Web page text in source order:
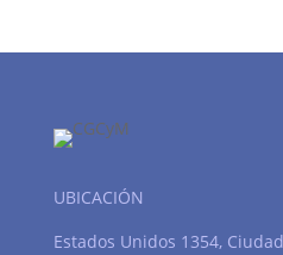
UBICACIÓN
Estados Unidos 1354,